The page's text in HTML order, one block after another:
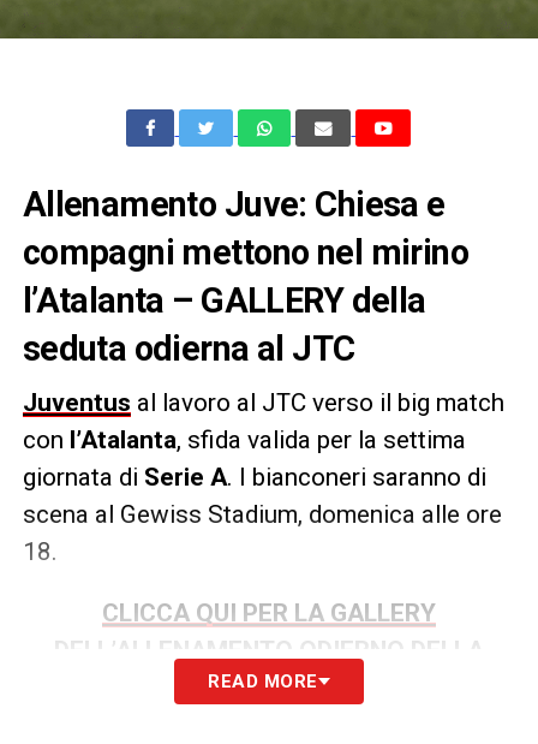
Allenamento Juve: Chiesa e
compagni mettono nel mirino
l’Atalanta – GALLERY della
seduta odierna al JTC
Juventus al lavoro al JTC verso il big match
con l’Atalanta, sfida valida per la settima
giornata di Serie A. I bianconeri saranno di
scena al Gewiss Stadium, domenica alle ore
18.
CLICCA QUI PER LA GALLERY
DELL’ALLENAMENTO ODIERNO DELLA
JUVENTUS
READ MORE